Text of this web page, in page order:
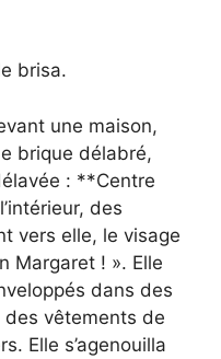
brisa.
une maison,
brique délabré,
: **Centre
des
vers elle, le visage
Margaret ! ». Elle
dans des
vêtements de
Elle s’agenouilla